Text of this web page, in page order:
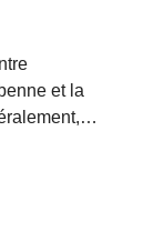
et la
n'est